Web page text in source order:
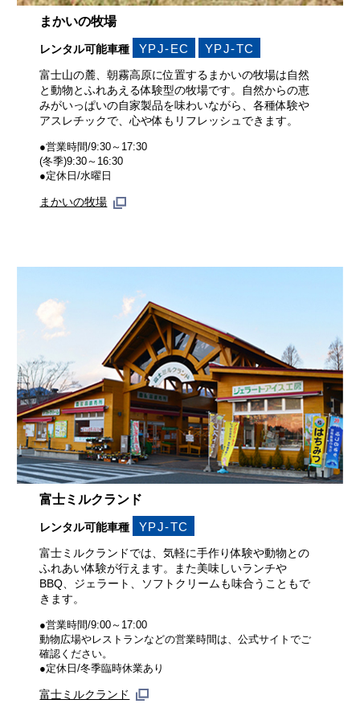
まかいの牧場
レンタル可能車種 YPJ-EC YPJ-TC
富士山の麓、朝霧高原に位置するまかいの牧場は自然
と動物とふれあえる体験型の牧場です。自然からの恵
みがいっぱいの自家製品を味わいながら、各種体験や
アスレチックで、心や体もリフレッシュできます。
●営業時間/9:30～17:30
(冬季)9:30～16:30
●定休日/水曜日
まかいの牧場
富士ミルクランド
レンタル可能車種 YPJ-TC
富士ミルクランドでは、気軽に手作り体験や動物との
ふれあい体験が行えます。また美味しいランチや
BBQ、ジェラート、ソフトクリームも味合うこともで
きます。
●営業時間/9:00～17:00
動物広場やレストランなどの営業時間は、公式サイトでご
確認ください。
●定休日/冬季臨時休業あり
富士ミルクランド